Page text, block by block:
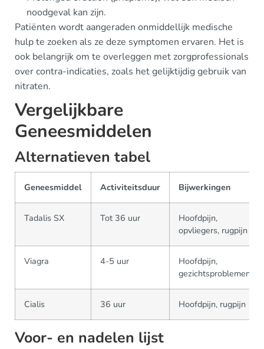
noodgeval kan zijn.
Patiënten wordt aangeraden onmiddellijk medische
hulp te zoeken als ze deze symptomen ervaren. Het is
ook belangrijk om te overleggen met zorgprofessionals
over contra-indicaties, zoals het gelijktijdig gebruik van
nitraten.
Vergelijkbare
Geneesmiddelen
Alternatieven tabel
Geneesmiddel Activiteitsduur Bijwerkingen
Tadalis SX Tot 36 uur
Hoofdpijn,
opvliegers, rugpijn
Viagra 4-5 uur
Hoofdpijn,
gezichtsproblemen
Cialis 36 uur Hoofdpijn, rugpijn
Voor- en nadelen lijst